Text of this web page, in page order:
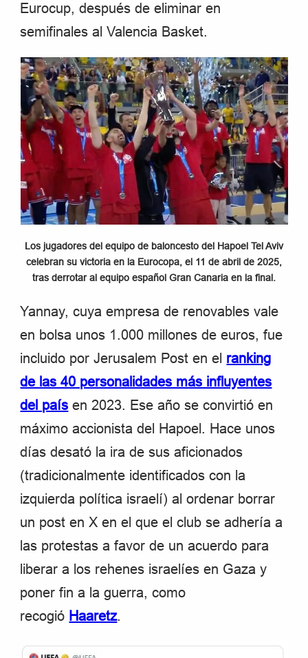
Eurocup, después de eliminar en
semifinales al Valencia Basket.
Los jugadores del equipo de baloncesto del Hapoel Tel Aviv
celebran su victoria en la Eurocopa, el 11 de abril de 2025,
tras derrotar al equipo español Gran Canaria en la final.
Yannay, cuya empresa de renovables vale
en bolsa unos 1.000 millones de euros, fue
incluido por Jerusalem Post en el ranking
de las 40 personalidades más influyentes
del país en 2023. Ese año se convirtió en
máximo accionista del Hapoel. Hace unos
días desató la ira de sus aficionados
(tradicionalmente identificados con la
izquierda política israelí) al ordenar borrar
un post en X en el que el club se adhería a
las protestas a favor de un acuerdo para
liberar a los rehenes israelíes en Gaza y
poner fin a la guerra, como
recogió Haaretz.